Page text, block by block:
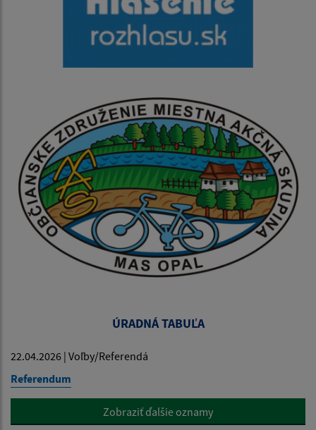
ÚRADNÁ TABUĽA
22.04.2026 | Voľby/Referendá
Referendum
Zobraziť ďalšie oznamy